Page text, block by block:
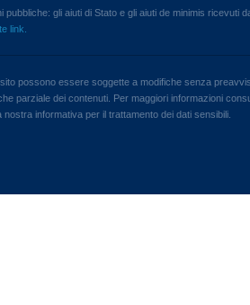
gli aiuti di Stato e gli aiuti de minimis
link.
possono essere soggette a modifiche senza
parziale dei contenuti. Per maggiori informazioni
informativa per il trattamento dei dati sensibili.